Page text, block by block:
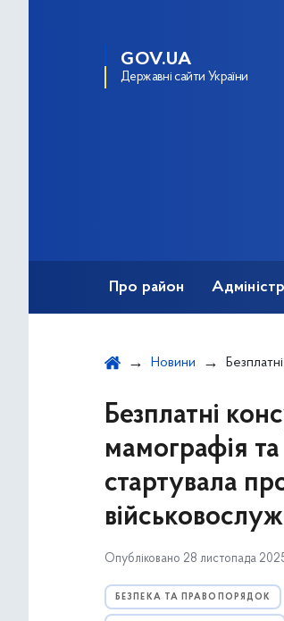
GOV.UA
Державні сайти України
Про район
Новини Безплатні консультації
Безплатні
мамографія
стартувала
Опубліковано 28 листопада
БЕЗПЕКА ТА ПРАВОПОРЯДОК